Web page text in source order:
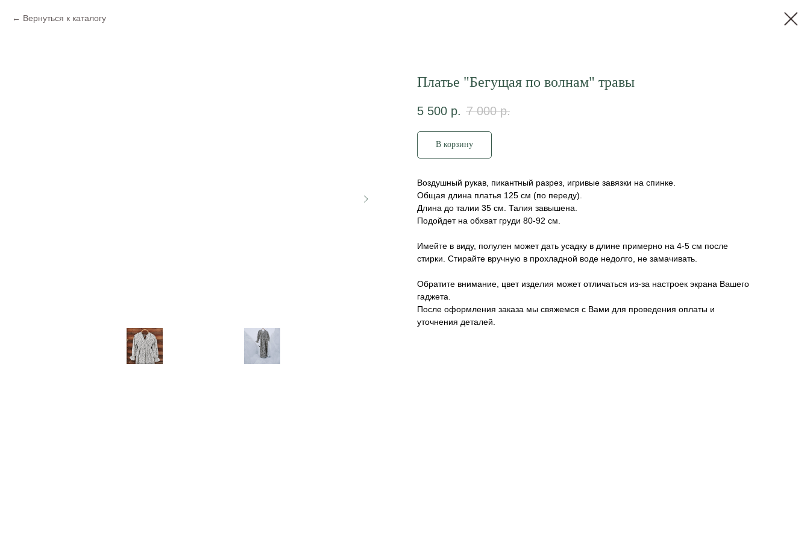
Вернуться к каталогу
Платье "Бегущая по волнам" травы
5 500 р. 7 000 р.
В корзину
Воздушный рукав, пикантный разрез, игривые завязки на спинке.
Общая длина платья 125 см (по переду).
Длина до талии 35 см. Талия завышена.
Подойдет на обхват груди 80-92 см.
Имейте в виду, полулен может дать усадку в длине примерно на 4-5 см после
стирки. Стирайте вручную в прохладной воде недолго, не замачивать.
Обратите внимание, цвет изделия может отличаться из-за настроек экрана Вашего
гаджета.
После оформления заказа мы свяжемся с Вами для проведения оплаты и
уточнения деталей.